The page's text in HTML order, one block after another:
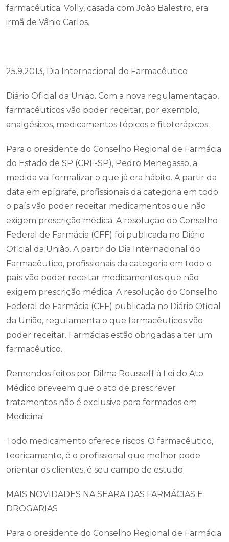
farmacêutica. Volly, casada com João Balestro, era
irmã de Vânio Carlos.
25.9.2013, Dia Internacional do Farmacêutico
Diário Oficial da União. Com a nova regulamentação,
farmacêuticos vão poder receitar, por exemplo,
analgésicos, medicamentos tópicos e fitoterápicos.
Para o presidente do Conselho Regional de Farmácia
do Estado de SP (CRF-SP), Pedro Menegasso, a
medida vai formalizar o que já era hábito. A partir da
data em epígrafe, profissionais da categoria em todo
o país vão poder receitar medicamentos que não
exigem prescrição médica. A resolução do Conselho
Federal de Farmácia (CFF) foi publicada no Diário
Oficial da União. A partir do Dia Internacional do
Farmacêutico, profissionais da categoria em todo o
país vão poder receitar medicamentos que não
exigem prescrição médica. A resolução do Conselho
Federal de Farmácia (CFF) publicada no Diário Oficial
da União, regulamenta o que farmacêuticos vão
poder receitar. Farmácias estão obrigadas a ter um
farmacêutico.
Remendos feitos por Dilma Rousseff à Lei do Ato
Médico preveem que o ato de prescrever
tratamentos não é exclusiva para formados em
Medicina!
Todo medicamento oferece riscos. O farmacêutico,
teoricamente, é o profissional que melhor pode
orientar os clientes, é seu campo de estudo.
MAIS NOVIDADES NA SEARA DAS FARMÁCIAS E
DROGARIAS
Para o presidente do Conselho Regional de Farmácia